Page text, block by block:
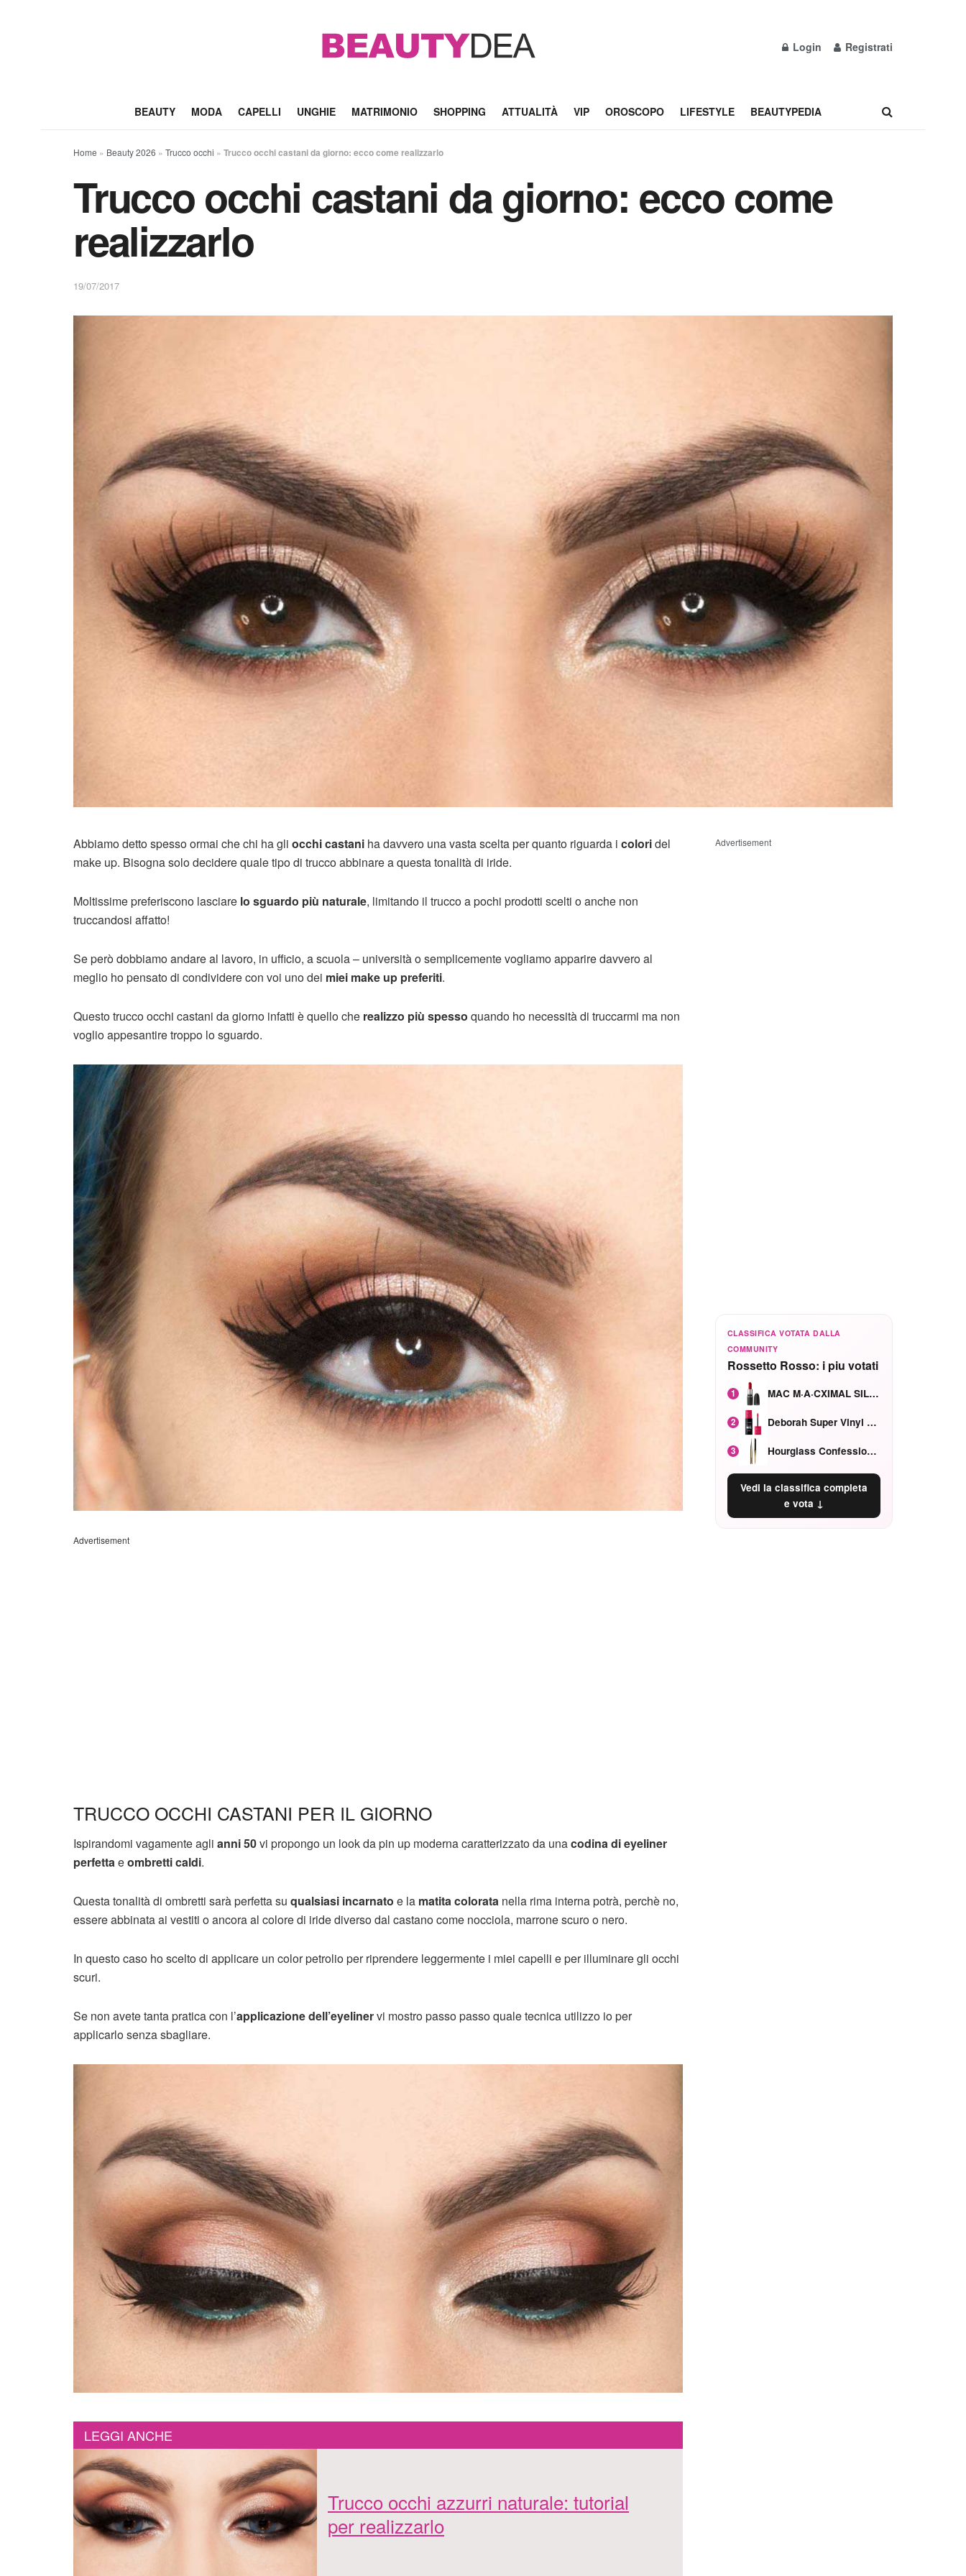
Login Registrati
BEAUTY MODA CAPELLI UNGHIE MATRIMONIO SHOPPING ATTUALITÀ VIP OROSCOPO LIFESTYLE BEAUTYPEDIA
Home » Beauty 2026 » Trucco occhi » Trucco occhi castani da giorno: ecco come realizzarlo
Trucco occhi castani da giorno: ecco come
realizzarlo
19/07/2017
Abbiamo detto spesso ormai che chi ha gli occhi castani ha davvero una vasta scelta per quanto riguarda i coloridel
make up. Bisogna solo decidere quale tipo di trucco abbinare a questa tonalità di iride.
Moltissime preferiscono lasciare lo sguardo più naturale, limitando il trucco a pochi prodotti scelti o anche non
truccandosi affatto!
Se però dobbiamo andare al lavoro, in ufficio, a scuola – università o semplicemente vogliamo apparire davvero al
meglio ho pensato di condividere con voi uno dei miei make up preferiti.
Questo trucco occhi castani da giorno infatti è quello che realizzo più spesso quando ho necessità di truccarmi ma non
voglio appesantire troppo lo sguardo.
Advertisement
TRUCCO OCCHI CASTANI PER IL GIORNO
Ispirandomi vagamente agli anni 50vi propongo un look da pin up moderna caratterizzato da unacodina di eyeliner
perfettaeombretti caldi.
Questa tonalità di ombretti sarà perfetta su qualsiasi incarnato e la matita colorata nella rima interna potrà, perchè no,
essere abbinata ai vestiti o ancora al colore di iride diverso dal castano come nocciola, marrone scuro o nero.
In questo caso ho scelto di applicare un color petrolio per riprendere leggermente i miei capelli e per illuminare gli occhi
scuri.
Se non avete tanta pratica con l’applicazione dell’eyelinervi mostro passo passo quale tecnica utilizzo io per
applicarlo senza sbagliare.
LEGGI ANCHE
Trucco occhi azzurri naturale: tutorial
per realizzarlo
Advertisement
CLASSIFICA VOTATA DALLA
COMMUNITY
Rossetto Rosso: i piu votati
1 MAC M·A·CXIMAL SILKY MATTE Red Rock mat
2 Deborah Super Vinyl Shake Rosa Ciliegia
3 Hourglass Confession Ricaricabile Ultra Preciso Ad Alta Intensità Secretly Classic Red
Vedi la classifica completa
e vota ↓